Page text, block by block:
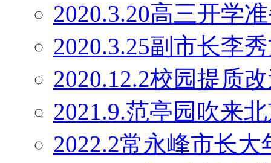
2020.3.20高三开学
2020.3.25副市长李
2020.12.2校园提质
2021.9.范亭园吹来
2022.2常永峰市长